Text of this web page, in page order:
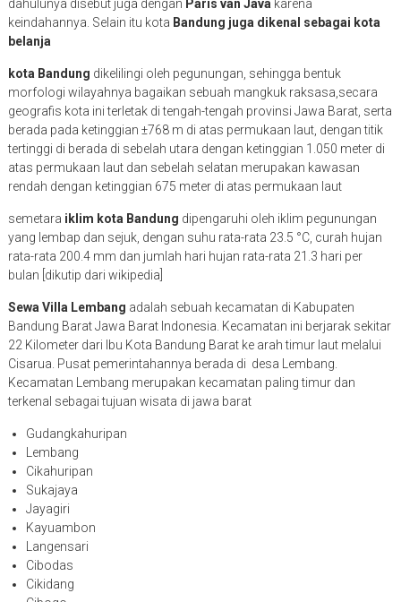
dahulunya disebut juga dengan Paris van Javakarena
keindahannya. Selain itu kota Bandung juga dikenal sebagai kota
belanja
kota Bandung dikelilingi oleh pegunungan, sehingga bentuk
morfologi wilayahnya bagaikan sebuah mangkuk raksasa,secara
geografis kota ini terletak di tengah-tengah provinsi Jawa Barat, serta
berada pada ketinggian ±768 m di atas permukaan laut, dengan titik
tertinggi di berada di sebelah utara dengan ketinggian 1.050 meter di
atas permukaan laut dan sebelah selatan merupakan kawasan
rendah dengan ketinggian 675 meter di atas permukaan laut
semetara iklim kota Bandung dipengaruhi oleh iklim pegunungan
yang lembap dan sejuk, dengan suhu rata-rata 23.5 °C, curah hujan
rata-rata 200.4 mm dan jumlah hari hujan rata-rata 21.3 hari per
bulan [dikutip dari wikipedia]
Sewa Villa Lembang adalah sebuah kecamatan di Kabupaten
Bandung Barat Jawa Barat Indonesia. Kecamatan ini berjarak sekitar
22 Kilometer dari Ibu Kota Bandung Barat ke arah timur laut melalui
Cisarua. Pusat pemerintahannya berada di desa Lembang.
Kecamatan Lembang merupakan kecamatan paling timur dan
terkenal sebagai tujuan wisata di jawa barat
Gudangkahuripan
Lembang
Cikahuripan
Sukajaya
Jayagiri
Kayuambon
Langensari
Cibodas
Cikidang